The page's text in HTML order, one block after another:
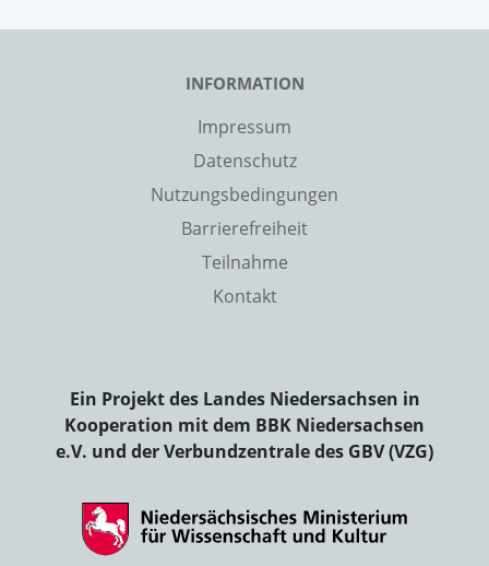
INFORMATION
Impressum
Datenschutz
Nutzungsbedingungen
Barrierefreiheit
Teilnahme
Kontakt
Ein Projekt des Landes Niedersachsen in
Kooperation mit dem BBK Niedersachsen
e.V. und der Verbundzentrale des GBV (VZG)